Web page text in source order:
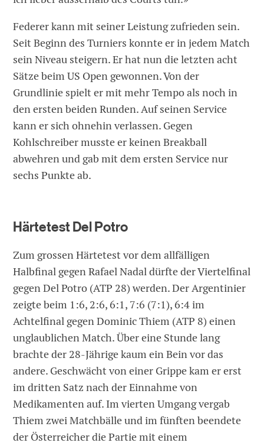
Federer kann mit seiner Leistung zufrieden sein.
Seit Beginn des Turniers konnte er in jedem Match
sein Niveau steigern. Er hat nun die letzten acht
Sätze beim US Open gewonnen. Von der
Grundlinie spielt er mit mehr Tempo als noch in
den ersten beiden Runden. Auf seinen Service
kann er sich ohnehin verlassen. Gegen
Kohlschreiber musste er keinen Breakball
abwehren und gab mit dem ersten Service nur
sechs Punkte ab.
Härtetest Del Potro
Zum grossen Härtetest vor dem allfälligen
Halbfinal gegen Rafael Nadal dürfte der Viertelfinal
gegen Del Potro (ATP 28) werden. Der Argentinier
zeigte beim 1:6, 2:6, 6:1, 7:6 (7:1), 6:4 im
Achtelfinal gegen Dominic Thiem (ATP 8) einen
unglaublichen Match. Über eine Stunde lang
brachte der 28-Jährige kaum ein Bein vor das
andere. Geschwächt von einer Grippe kam er erst
im dritten Satz nach der Einnahme von
Medikamenten auf. Im vierten Umgang vergab
Thiem zwei Matchbälle und im fünften beendete
der Österreicher die Partie mit einem